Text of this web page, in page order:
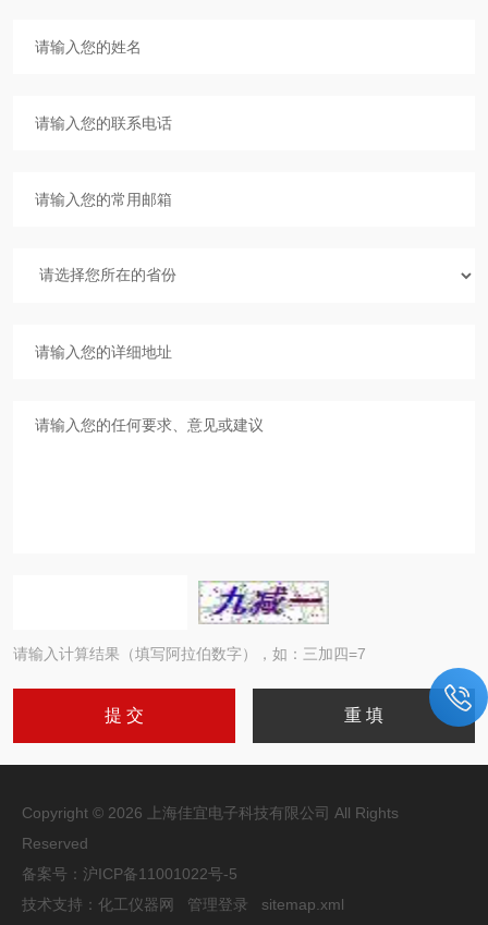
请输入计算结果（填写阿拉伯数字），如：三加四=7
Copyright © 2026 上海佳宜电子科技有限公司 All Rights
Reserved
备案号： 沪ICP备11001022号-5
技术支持： 化工仪器网 管理登录 sitemap.xml